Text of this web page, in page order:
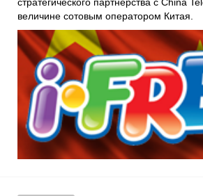
стратегического партнерства с China
величине сотовым оператором Китая.